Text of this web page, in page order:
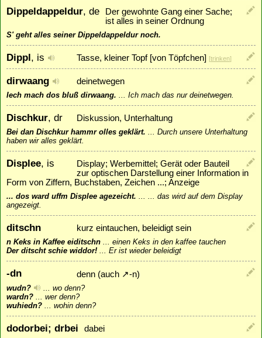
Dippeldappeldur, de
Der gewohnte Gang einer Sache;
ist alles in seiner Ordnung
S' geht alles seiner Dippeldappeldur noch.
Dippl, is Tasse, kleiner Topf [von Töpfchen] [trinken]
dirwaang deinetwegen
Iech mach dos bluß dirwaang. Ich mach das nur deinetwegen.
Dischkur, dr Diskussion, Unterhaltung
Bei dan Dischkur hammr olles geklärt.
Durch unsere Unterhaltung
haben wir alles geklärt.
Displee, is
Display; Werbemittel; Gerät oder Bauteil
zur optischen Darstellung einer Information in
Form von Ziffern, Buchstaben, Zeichen ...; Anzeige
... dos ward uffm Displee agezeicht.
... das wird auf dem Display
angezeigt.
ditschn kurz eintauchen, beleidigt sein
n Keks in Kaffee eiditschn
einen Keks in den kaffee tauchen
Der ditscht schie widdor!
Er ist wieder beleidigt
-dn denn (auch ↗-n)
wudn?
wo denn?
wardn?
wer denn?
wuhiedn?
wohin denn?
dodorbei; drbei dabei